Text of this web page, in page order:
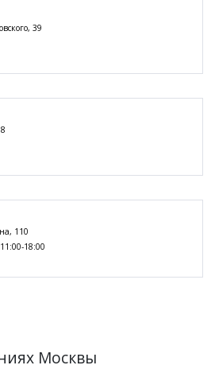
39
110
18:00
Москвы